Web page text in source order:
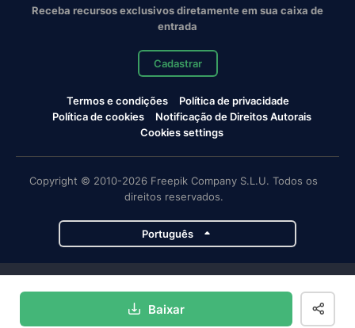
Baixar
Receba recursos exclusivos diretamente em sua caixa de
entrada
Cadastrar
Termos e condições
Política de privacidade
Política de cookies
Notificação de Direitos Autorais
Cookies settings
Copyright © 2010-2026 Freepik Company S.L.U. Todos os
direitos reservados.
Português
Magnific Flaticon